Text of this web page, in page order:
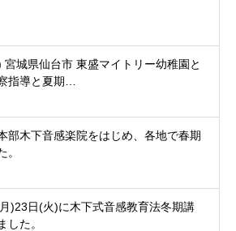
城県仙台市 東盛マイトリー幼稚園と
指導と夏期…
部木下音感楽院をはじめ、各地で春期
。
)23日(火)に木下式音感教育法冬期講
した。